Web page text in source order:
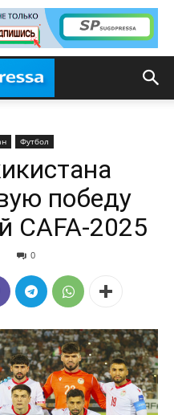
Футбол
победу
CAFA-2025
0